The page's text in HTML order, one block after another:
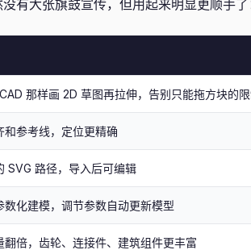
有大张旗鼓宣传，但用起来明显更顺手了
那样画 2D 草图再拉伸，告别只能拖方块的
和参考线，定位更精确
SVG 路径，导入后可编辑
数化建模，调节参数自动更新模型
翻倍，齿轮、连接件、建筑组件更丰富